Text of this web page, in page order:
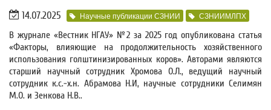
14.07.2025 Научные публикации СЗНИИ СЗНИИМЛПХ
В журнале «Вестник НГАУ» №2 за 2025 год опубликована статья
«Факторы, влияющие на продолжительность хозяйственного
использования голштинизированных коров». Авторами являются
старший научный сотрудник Хромова О.Л., ведущий научный
сотрудник к.с.-х.н. Абрамова Н.И, научные сотрудники Селимян
М.О. и Зенкова Н.В..